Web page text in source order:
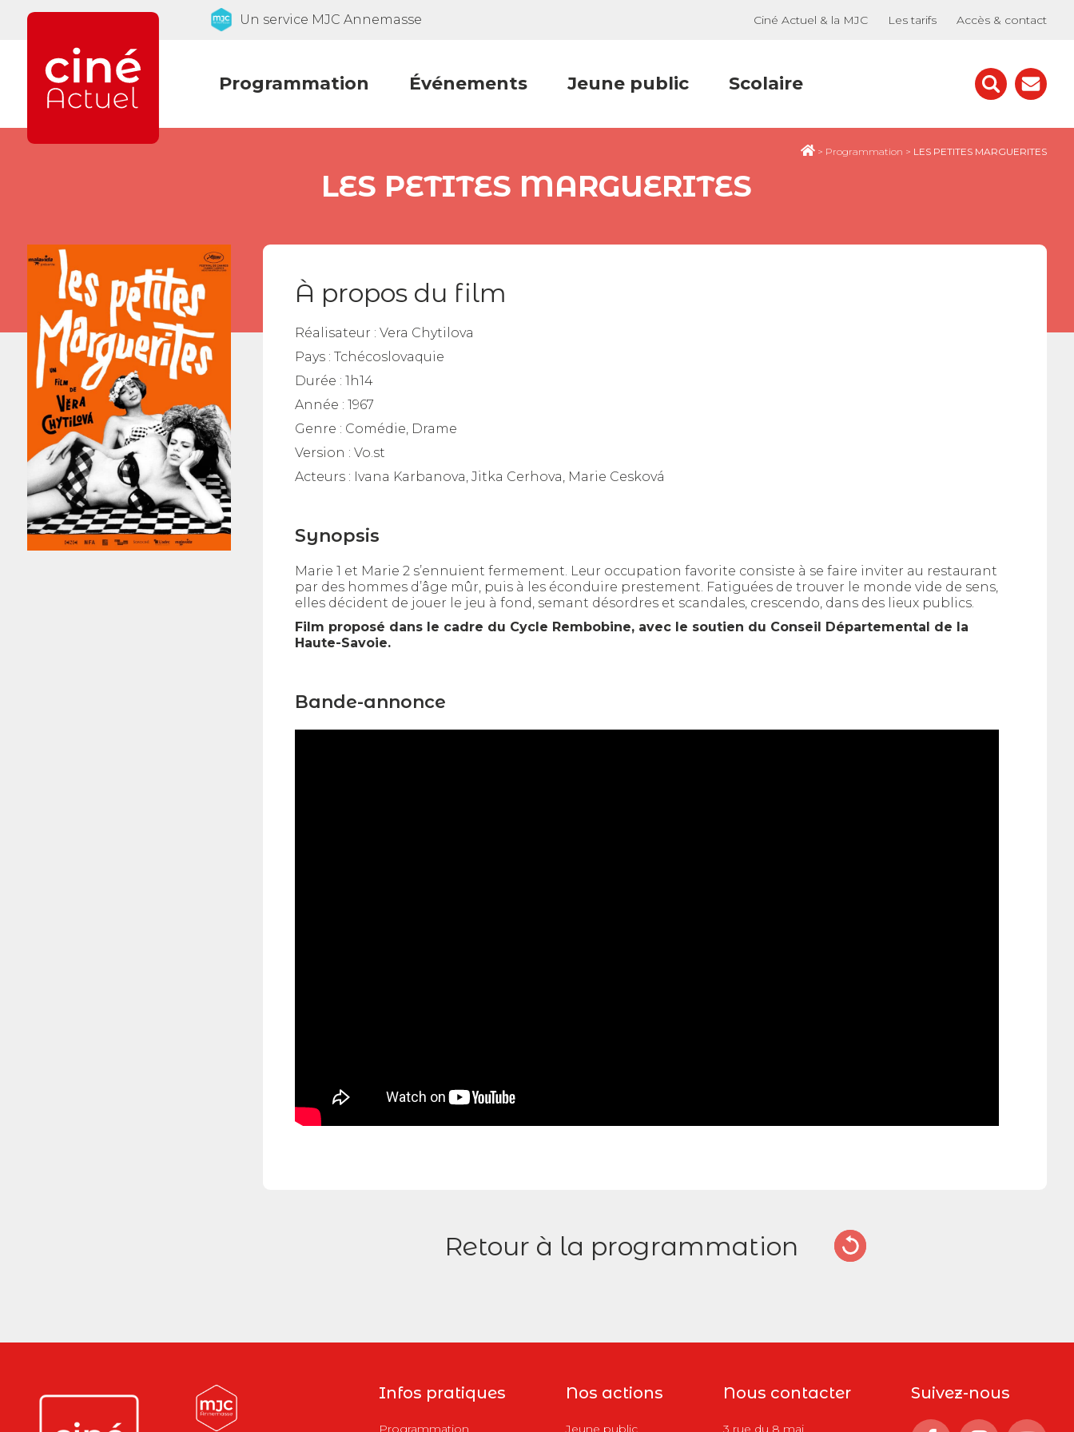
Un service MJC Annemasse Ciné Actuel & la MJC Les tarifs Accès & contact
Programmation Événements Jeune public Scolaire
> Programmation > LES PETITES MARGUERITES
LES PETITES MARGUERITES
À propos du film
Réalisateur : Vera Chytilova
Pays : Tchécoslovaquie
Durée : 1h14
Année : 1967
Genre : Comédie, Drame
Version : Vo.st
Acteurs : Ivana Karbanova, Jitka Cerhova, Marie Cesková
Synopsis
Marie 1 et Marie 2 s’ennuient fermement. Leur occupation favorite consiste à se faire inviter au restaurant
par des hommes d’âge mûr, puis à les éconduire prestement. Fatiguées de trouver le monde vide de sens,
elles décident de jouer le jeu à fond, semant désordres et scandales, crescendo, dans des lieux publics.
Film proposé dans le cadre du Cycle Rembobine, avec le soutien du Conseil Départemental de la
Haute-Savoie.
Bande-annonce
Retour à la programmation
Infos pratiques
Programmation
Nos actions
Jeune public
Nous contacter
3 rue du 8 mai
Suivez-nous